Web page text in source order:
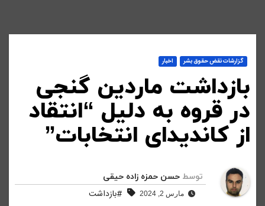
گزارشات نقض حقوق بشر اخبار
بازداشت ماردین گنجی
در قروه به دلیل “انتقاد
از کاندیدای انتخابات”
توسط حسن حمزه زاده حیقی
مارس 2, 2024 #بازداشت